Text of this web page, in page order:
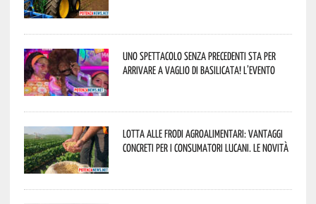
Uno spettacolo senza precedenti sta per
arrivare a Vaglio di Basilicata! L’evento
Lotta alle frodi agroalimentari: vantaggi
concreti per i consumatori lucani. Le novità